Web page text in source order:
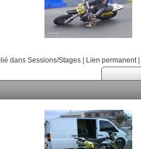
dans Sessions/Stages | Lien permanent |